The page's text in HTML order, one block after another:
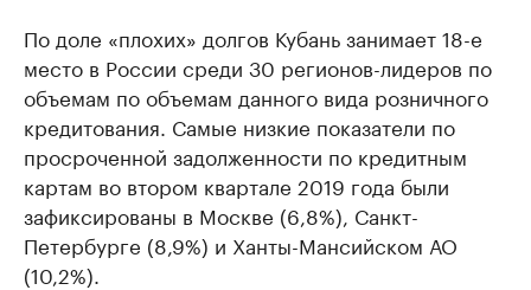
По доле «плохих» долгов Кубань занимает 18-е
место в России среди 30 регионов-лидеров по
объемам по объемам данного вида розничного
кредитования. Самые низкие показатели по
просроченной задолженности по кредитным
картам во втором квартале 2019 года были
зафиксированы в Москве (6,8%), Санкт-
Петербурге (8,9%) и Ханты-Мансийском АО
(10,2%).